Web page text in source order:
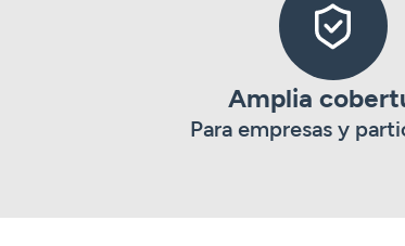
Amplia
Para empresas y